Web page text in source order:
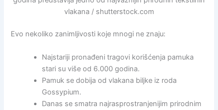
vlakana / shutterstock.com
Evo nekoliko zanimljivosti koje mnogi ne znaju:
Najstariji pronađeni tragovi korišćenja pamuka
stari su više od 6.000 godina.
Pamuk se dobija od vlakana biljke iz roda
Gossypium.
Danas se smatra najrasprostranjenijim prirodnim